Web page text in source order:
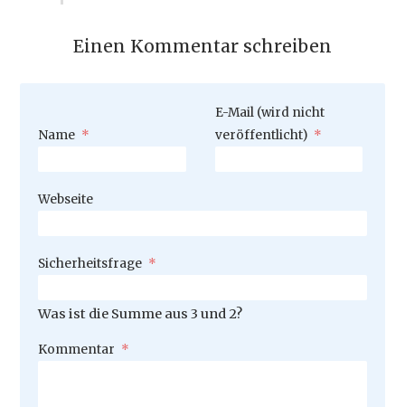
Einen Kommentar schreiben
Pflichtfeld
Name *
Pflichtfeld
E-Mail (wird nicht
veröffentlicht) *
Webseite
Pflichtfeld
Sicherheitsfrage *
Was ist die Summe aus 3 und 2?
Pflichtfeld
Kommentar *